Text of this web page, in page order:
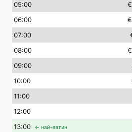
05:00
06:00
07:00
08:00
09:00
10:00
11:00
12:00
13:00 ← най-евтин